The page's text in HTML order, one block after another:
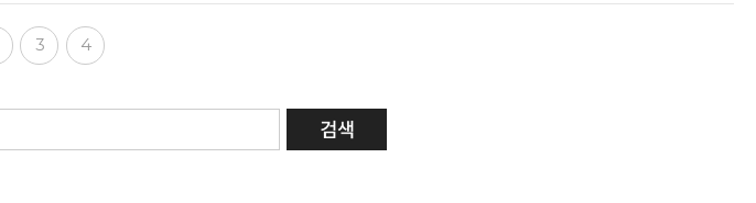
3 4